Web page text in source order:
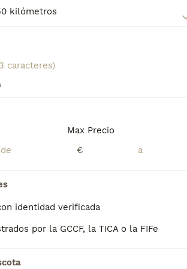
Max Precio
€
identidad verificada
por la GCCF, la TICA o la FIFe
de consejos de compra de Maine Coon
0 Maine Coon Gatos para
esta búsqueda guarda tu
y espera el resultado perfecto:
frecuentes
vale un gatito
adquisición de esta raza puede
del criador y la ubicación